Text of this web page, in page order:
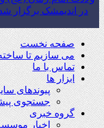
در اندیمشک برگزار
صفحه نخست
می سازیم تا
تماس با ما
ابزار ها
پیوندهای
جستجوی
گروه خبری
اخبار